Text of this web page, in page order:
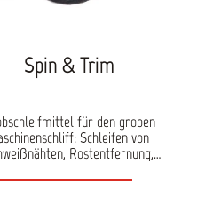
Spin & Trim
für den groben
Schleifen von
Rostentfernung,
Lackschichten. Besonders